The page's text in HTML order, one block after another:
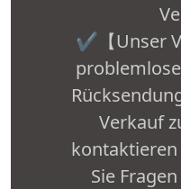
✔️【Unser
Verkauf
kontaktieren
Sie